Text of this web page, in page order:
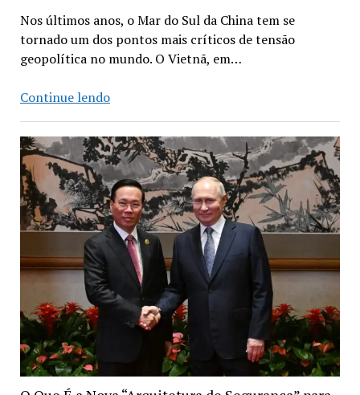
Nos últimos anos, o Mar do Sul da China tem se
tornado um dos pontos mais críticos de tensão
geopolítica no mundo. O Vietnã, em…
Continue lendoComo
Vietnã
Está
Copiando
a
China
e
Também
Criando
Ilhas
Artificiais
em
Território
Contestado
Aumentando